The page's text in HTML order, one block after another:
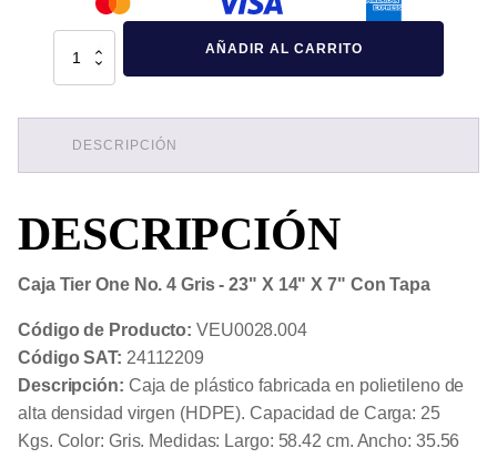
Tier
X
7"
Con
cantidad
AÑADIR AL CARRITO
DESCRIPCIÓN
DESCRIPCIÓN
Caja Tier One No. 4 Gris - 23" X 14" X 7" Con Tapa
Código de Producto: VEU0028.004
Código SAT: 24112209
Descripción: Caja de plástico fabricada en polietileno de
alta densidad virgen (HDPE). Capacidad de Carga: 25
Kgs. Color: Gris. Medidas: Largo: 58.42 cm. Ancho: 35.56